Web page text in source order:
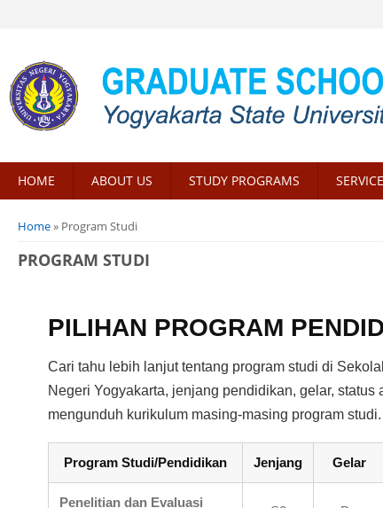
HOME ABOUT US STUDY PROGRAMS
You are here
Home» Program Studi
PROGRAM STUDI
PILIHAN PROGRAM
Cari tahu lebih lanjut tentang program studi di
Negeri Yogyakarta, jenjang pendidikan, gelar, status
mengunduh kurikulum masing-masing program studi.
Program Studi/Pendidikan Jenjang Gelar
Penelitian dan Evaluasi